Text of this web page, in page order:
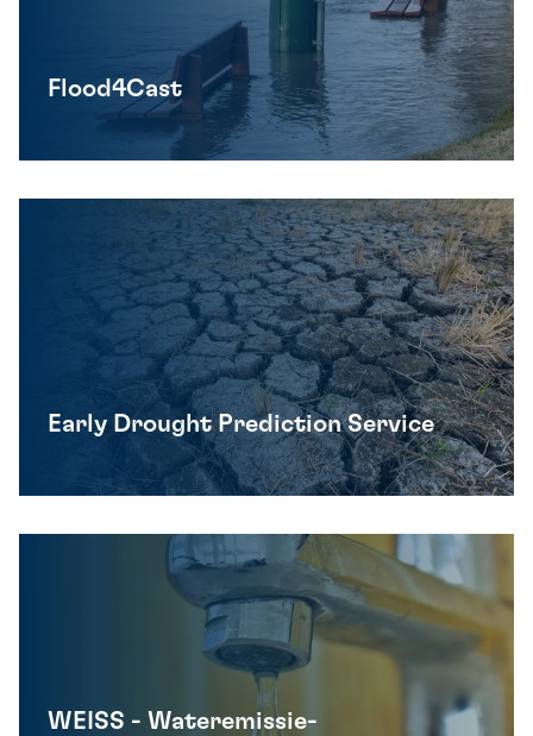
Veerkrachtige ecosystemen
Een gezonde leefomgeving
Flood4Cast
Early Drought Prediction Service
WEISS - Wateremissie-